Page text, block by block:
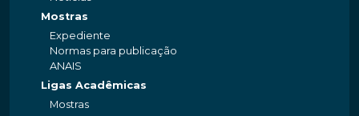
Mostras
Expediente
Normas para publicação
ANAIS
Ligas Acadêmicas
Mostras